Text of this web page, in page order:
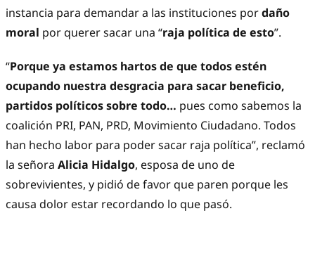
instancia para demandar a las instituciones pordaño
moral por querer sacar una “raja política de esto”.
“Porque ya estamos hartos de que todos estén
ocupando nuestra desgracia para sacar beneficio,
partidos políticos sobre todo… pues como sabemos la
coalición PRI, PAN, PRD, Movimiento Ciudadano. Todos
han hecho labor para poder sacar raja política”, reclamó
la señora Alicia Hidalgo, esposa de uno de
sobrevivientes, y pidió de favor que paren porque les
causa dolor estar recordando lo que pasó.